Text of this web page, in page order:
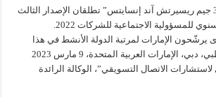
“سيسيرو وبيرناي” و “3 جيم ريسيرتش آند إنسايتس” تطلقان الإصدار الثالث
من التقرير الإقليمي السنوي للمسؤولية الاجتماعية للشركات 2022.
الإمارات لمرتبة الدولة الأنشط في هذا
المجال. شبكة بيئة ابوظبي، دبي، الإمارات العربية المتحدة، 9 مارس 2023
الاتصال التسويقي”، الوكالة الرائدة